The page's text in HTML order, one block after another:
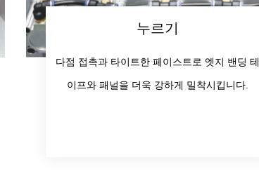
누르기
다점 접촉과 타이트한 페이스트로 엣지 밴딩 테
이프와 패널을 더욱 강하게 밀착시킵니다.